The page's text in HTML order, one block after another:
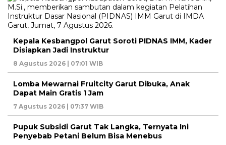
Kepala Kesbangpol Garut Soroti PIDNAS IMM, Kader
Disiapkan Jadi Instruktur
8 Agustus 2026 | 07:01 WIB
Lomba Mewarnai Fruitcity Garut Dibuka, Anak
Dapat Main Gratis 1 Jam
7 Agustus 2026 | 07:37 WIB
Pupuk Subsidi Garut Tak Langka, Ternyata Ini
Penyebab Petani Belum Bisa Menebus